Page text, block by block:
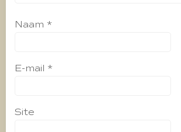
Naam *
E-mail *
Site